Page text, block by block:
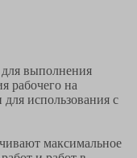
выполнения
рабочего на
использования с
максимальное